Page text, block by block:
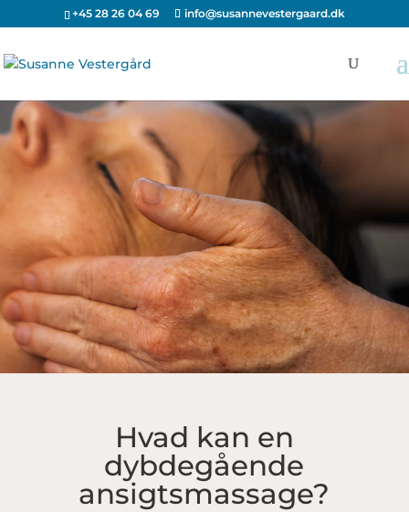
+45 28 26 04 69 info@susannevestergaard.dk
Dybdegående
ansigtsmassage
Lindring af spændinger og stress
Hvad kan en
dybdegående
ansigtsmassage?